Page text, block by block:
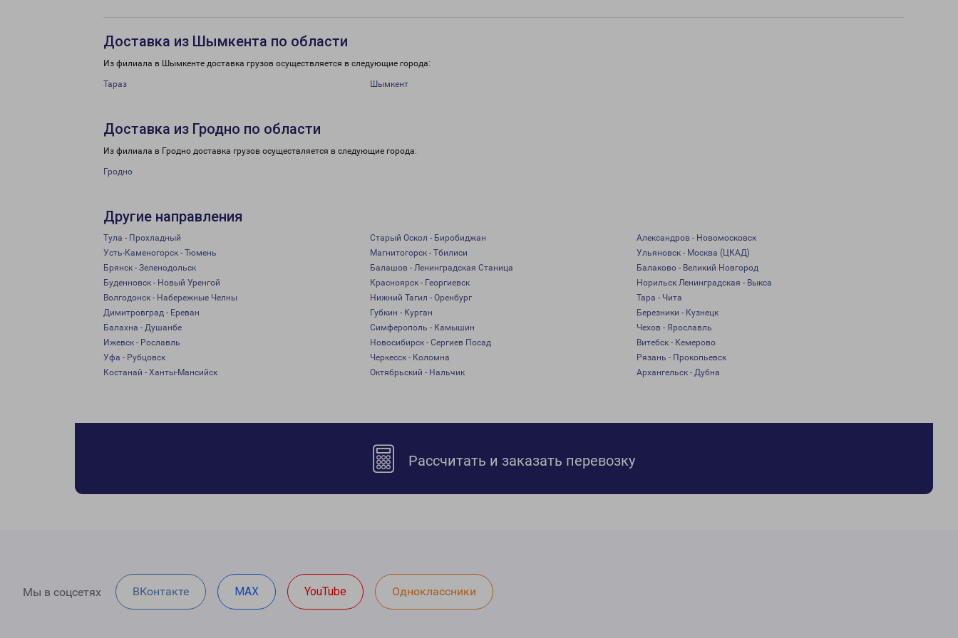
Доставка из Шымкента по области
Из филиала в Шымкенте доставка грузов осуществляется в следующие города:
Тараз Шымкент
Доставка из Гродно по области
Из филиала в Гродно доставка грузов осуществляется в следующие города:
Гродно
Другие направления
Тула - Прохладный Старый Оскол - Биробиджан
Александров - Новомосковск
Усть-Каменогорск - Тюмень
Магнитогорск - Тбилиси
Ульяновск - Москва (ЦКАД)
Брянск - Зеленодольск
Балашов - Ленинградская Станица
Балаково - Великий Новгород
Буденновск - Новый Уренгой
Красноярск - Георгиевск
Норильск Ленинградская - Выкса
Волгодонск - Набережные Челны
Нижний Тагил - Оренбург
Тара - Чита
Димитровград - Ереван
Губкин - Курган
Березники - Кузнецк
Балахна - Душанбе
Симферополь - Камышин
Чехов - Ярославль
Ижевск - Рославль
Новосибирск - Сергиев Посад
Витебск - Кемерово
Уфа - Рубцовск
Черкесск - Коломна
Рязань - Прокопьевск
Костанай - Ханты-Мансийск
Октябрьский - Нальчик Архангельск - Дубна
Рассчитать и заказать перевозку
Мы в соцсетях ВКонтакте MAX YouTube Одноклассники